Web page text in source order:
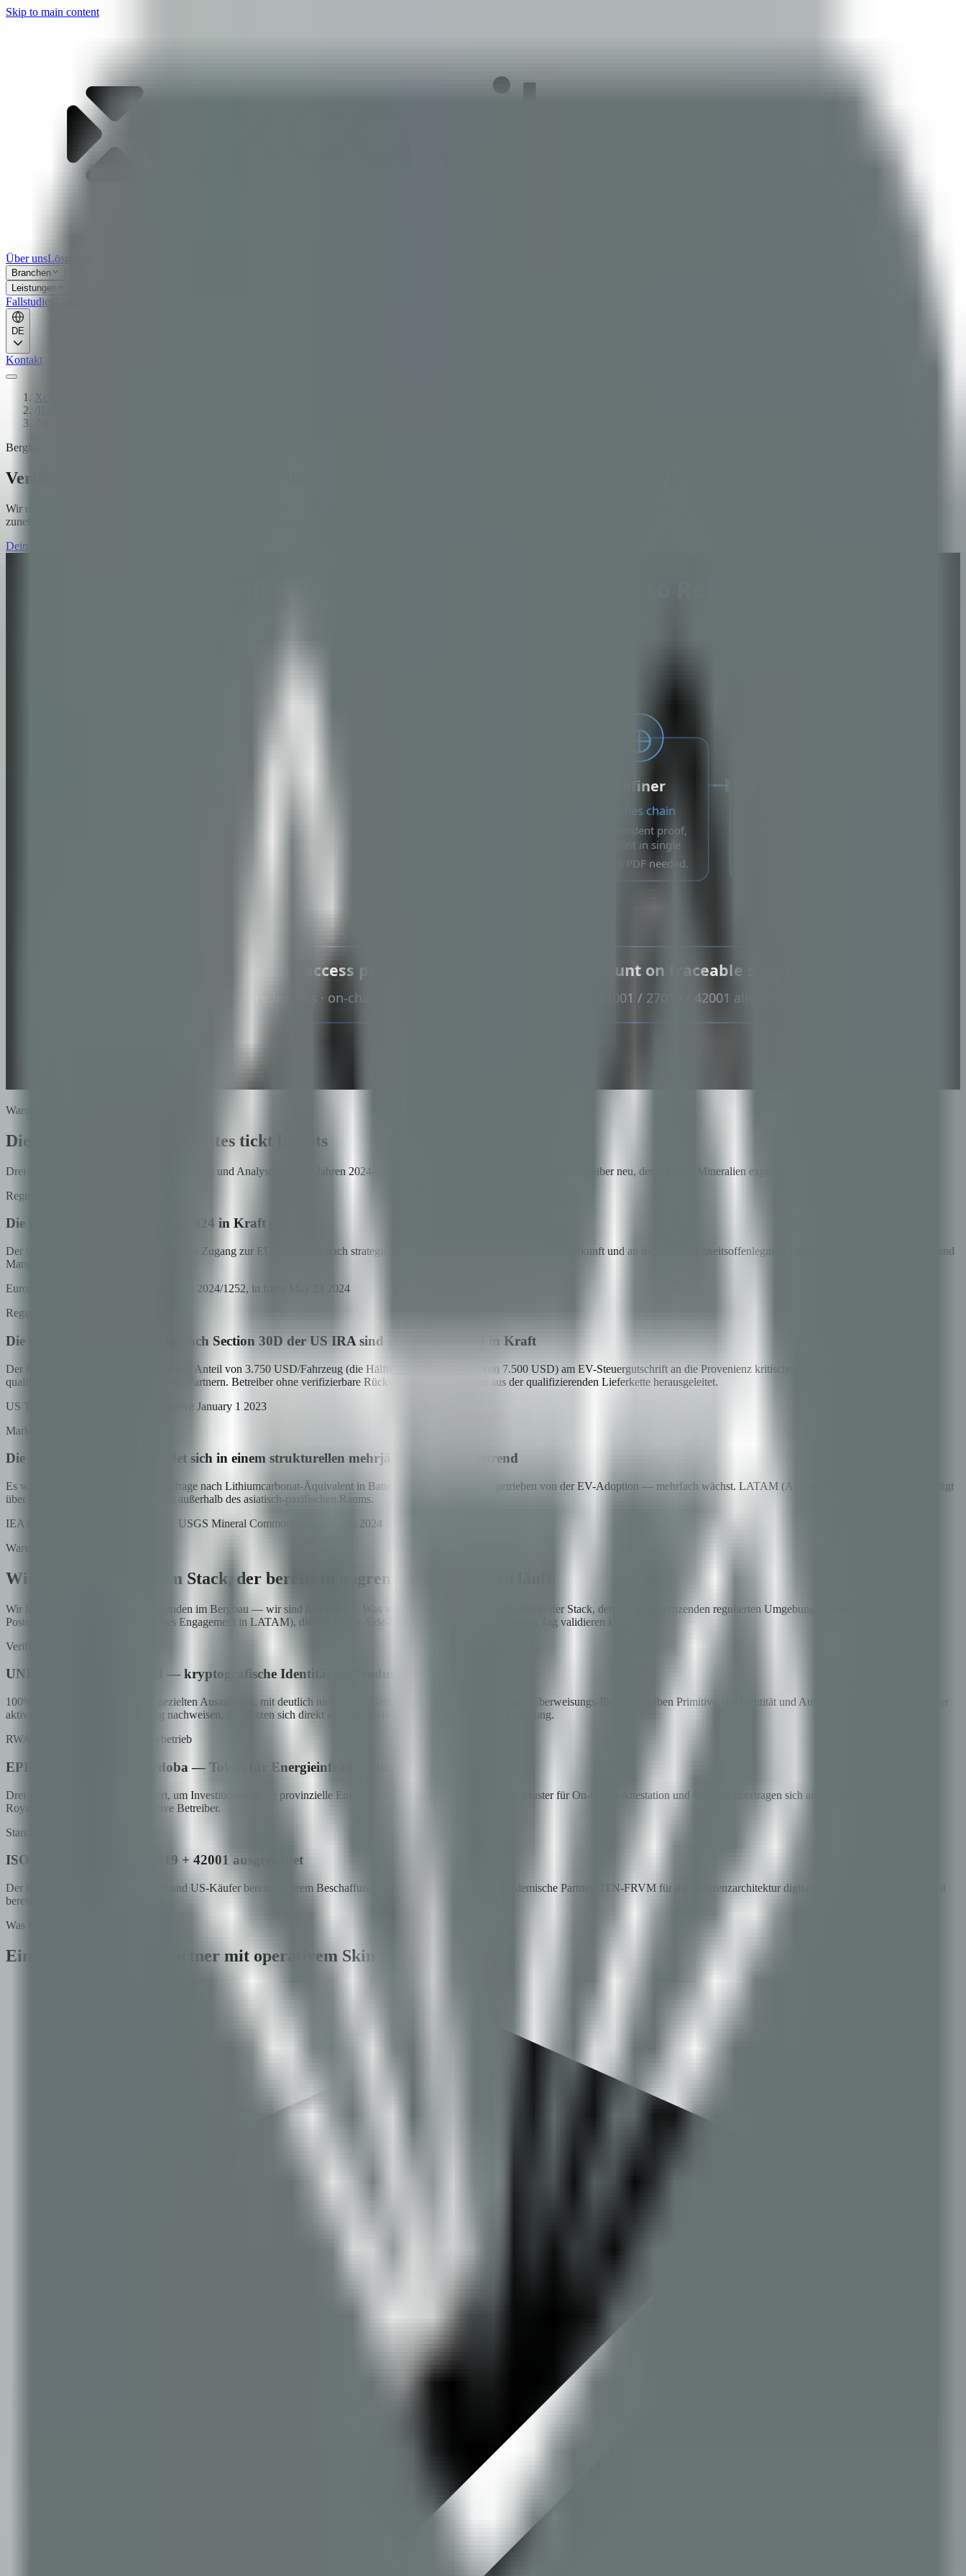
Skip to main content
Über unsLösungen
Branchen
Leistungen
Fallstudien
DE
Kontakt
Xcapit
Bergbau
Verifizierbare Rückverfolgbarkeit ist die Zugangsvoraussetzung zu den Märkten, die den Premium zahlen
Wir unterstützen Bergbau-Operatoren in Argentinien, Chile, Peru und Brasilien beim Aufbau der Rückverfolgbarkeits- und ESG-Infrastruktur, die EU- und US-Käufer — und die Regulatoren dahinter —
zunehmend verlangen. Verifiable Credentials, On-Chain-Attestierungen, IoT-Integration und ISO-konforme Governance.
Dein Reifegrad + dein nächster Schritt
Warum jetzt
Die Uhr des Premium-Marktes tickt bereits
Drei konvergierende Signale von Regulatoren und Analysten in den Jahren 2024–2025 setzen die Regeln für jeden LATAM-Betreiber neu, der kritische Mineralien exportiert.
Regulatorisch
Die EU-CRMA ist am 23. Mai 2024 in Kraft getreten
Der Critical Raw Materials Act knüpft den Zugang zur EU-Nachfrage nach strategischen Mineralien an eine nachweisbare Herkunft und an die Nachhaltigkeitsoffenlegung. Lithium, Kupfer, Kobalt, Nickel und
Mangan stehen auf der strategischen Liste.
European Commission · Regulation (EU) 2024/1252, in force May 23 2024
Regulatorisch
Die Batterie-Sourcing-Regeln nach Section 30D der US IRA sind seit Januar 2023 in Kraft
Der Inflation Reduction Act knüpft einen Anteil von 3.750 USD/Fahrzeug (die Hälfte des Gesamtkredits von 7.500 USD) am EV-Steuergutschrift an die Provenienz kritischer Mineralien aus den USA oder
qualifizierenden Freihandelsabkommen-Partnern. Betreiber ohne verifizierbare Rückverfolgbarkeit werden aus der qualifizierenden Lieferkette herausgeleitet.
US Treasury / IRS Section 30D, effective January 1 2023
Markt
Die Lithiumnachfrage befindet sich in einem strukturellen mehrjährigen Aufwärtstrend
Es wird prognostiziert, dass die Nachfrage nach Lithiumcarbonat-Äquivalent in Batteriequalität bis 2030 — getrieben von der EV-Adoption — mehrfach wächst. LATAM (Argentinien, Chile, Brasilien) verfügt
über die größte Reservekonzentration außerhalb des asiatisch-pazifischen Raums.
IEA Critical Minerals Outlook 2024 · USGS Mineral Commodity Summaries 2024
Warum Xcapit
Wir kommen mit einem Stack, der bereits in angrenzenden Sektoren läuft
Wir haben noch keinen Flagship-Kunden im Bergbau — wir sind hier ehrlich. Was wir mitbringen, ist ein produktionsreifer Stack, den wir in angrenzenden regulierten Umgebungen betreiben, sowie eine
Posture (ISO 27001 + regulatorisches Engagement in LATAM), die das Buyer-Side-Beschaffungsteam ab dem ersten Tag validieren kann.
Verifiable Credentials im Maßstab
UNICEF Innovation Fund — kryptografische Identität im Produktivbetrieb
100% Completion-Rate bei jeder gezielten Auszahlung, mit deutlich niedrigeren Gebühren gegenüber traditionellen Überweisungs-Rails. Dieselben Primitive, die Identität und Auszahlungs-Provenienz in einer
aktiven regulatorischen Umgebung nachweisen, übersetzen sich direkt in Mineralien-Provenienz und Royalty-Verteilung.
RWA-Tokenisierung im Produktivbetrieb
EPEC + Gobierno de Córdoba — Token für Energieinfrastruktur
Drei Programme werden tokenisiert, um Investitionen in die provinzielle Energieinfrastruktur zu kanalisieren. Die Muster für On-Chain-Attestation und Custody übertragen sich auf Ursprungszertifikate und
Royalty-Auszahlungen für extraktive Betreiber.
Standards-orientierte Posture
ISO 27001 zertifiziert · 27019 + 42001 ausgerichtet
Der Drei-Standards-Stack, den EU- und US-Käufer bereits in ihrem Beschaffungs-Scoring prüfen. Dazu der akademische Partner UTN-FRVM für die Referenzarchitektur digitaler Zwillinge. Die Disziplin ist
bereits operativ — kein Slide Deck.
Was wir mitbringen
Ein angewandter KI-Partner mit operativem Skin in the Game